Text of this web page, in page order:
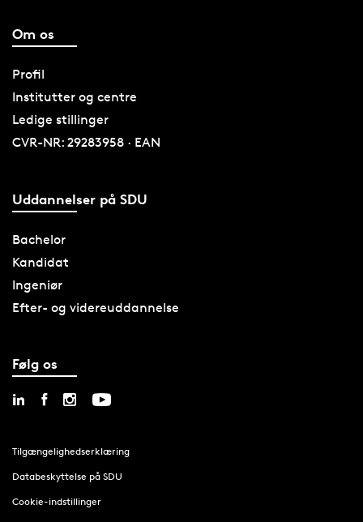
Om os
Profil
Institutter og centre
Ledige stillinger
CVR-NR: 29283958 · EAN
Uddannelser på SDU
Bachelor
Kandidat
Ingeniør
Efter- og videreuddannelse
Følg os
Tilgængelighedserklæring
Databeskyttelse på SDU
Cookie-indstillinger